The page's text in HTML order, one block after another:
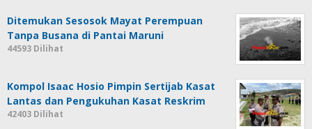
Ditemukan Sesosok Mayat Perempuan
Tanpa Busana di Pantai Maruni
44593 Dilihat
Kompol Isaac Hosio Pimpin Sertijab Kasat
Lantas dan Pengukuhan Kasat Reskrim
42403 Dilihat